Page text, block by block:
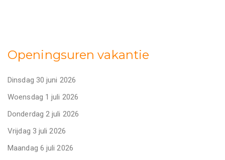
Openingsuren vakantie
Dinsdag 30 juni 2026
Woensdag 1 juli 2026
Donderdag 2 juli 2026
Vrijdag 3 juli 2026
Maandag 6 juli 2026